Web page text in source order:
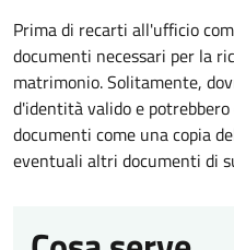
Prima di recarti all'ufficio
documenti necessari per la
matrimonio. Solitamente,
d'identità valido e
documenti come una copia
eventuali altri documenti di